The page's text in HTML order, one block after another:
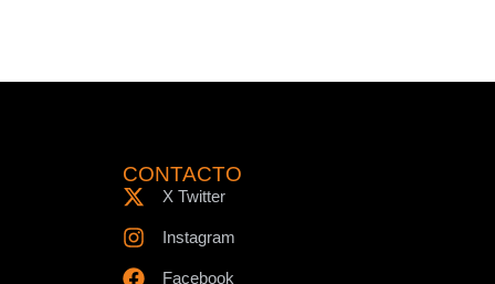
CONTACTO
X Twitter
Instagram
Facebook